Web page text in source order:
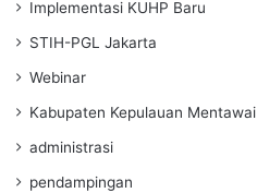
Implementasi KUHP Baru
STIH-PGL Jakarta
Webinar
Kabupaten Kepulauan Mentawai
administrasi
pendampingan